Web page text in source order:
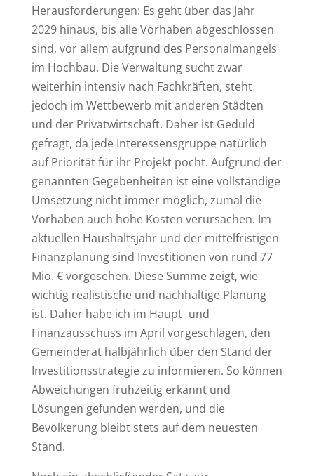
Herausforderungen: Es geht über das Jahr
2029 hinaus, bis alle Vorhaben abgeschlossen
sind, vor allem aufgrund des Personalmangels
im Hochbau. Die Verwaltung sucht zwar
weiterhin intensiv nach Fachkräften, steht
jedoch im Wettbewerb mit anderen Städten
und der Privatwirtschaft. Daher ist Geduld
gefragt, da jede Interessensgruppe natürlich
auf Priorität für ihr Projekt pocht. Aufgrund der
genannten Gegebenheiten ist eine vollständige
Umsetzung nicht immer möglich, zumal die
Vorhaben auch hohe Kosten verursachen. Im
aktuellen Haushaltsjahr und der mittelfristigen
Finanzplanung sind Investitionen von rund 77
Mio. € vorgesehen. Diese Summe zeigt, wie
wichtig realistische und nachhaltige Planung
ist. Daher habe ich im Haupt- und
Finanzausschuss im April vorgeschlagen, den
Gemeinderat halbjährlich über den Stand der
Investitionsstrategie zu informieren. So können
Abweichungen frühzeitig erkannt und
Lösungen gefunden werden, und die
Bevölkerung bleibt stets auf dem neuesten
Stand.